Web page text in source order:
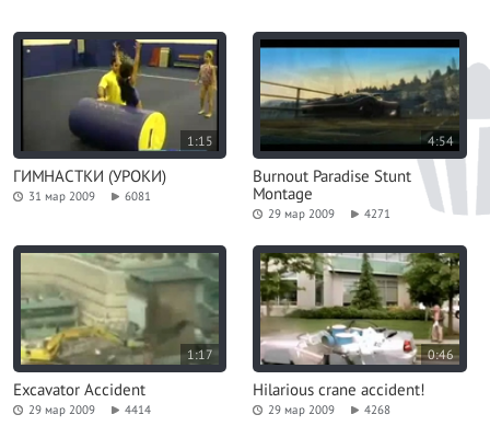
1:15
ГИМНАСТКИ (УРОКИ)
31 мар 2009 6081
4:54
Burnout Paradise Stunt
Montage
29 мар 2009 4271
1:17
Excavator Accident
29 мар 2009 4414
0:46
Hilarious crane accident!
29 мар 2009 4268